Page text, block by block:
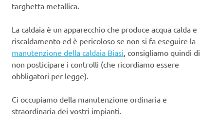
targhetta metallica.
La caldaia è un apparecchio che produce acqua calda e
riscaldamento ed è pericoloso se non si fa eseguire la
manutenzione della caldaia Biasi , consigliamo quindi di
non posticipare i controlli (che ricordiamo essere
obbligatori per legge).
Ci occupiamo della manutenzione ordinaria e
straordinaria dei vostri impianti.